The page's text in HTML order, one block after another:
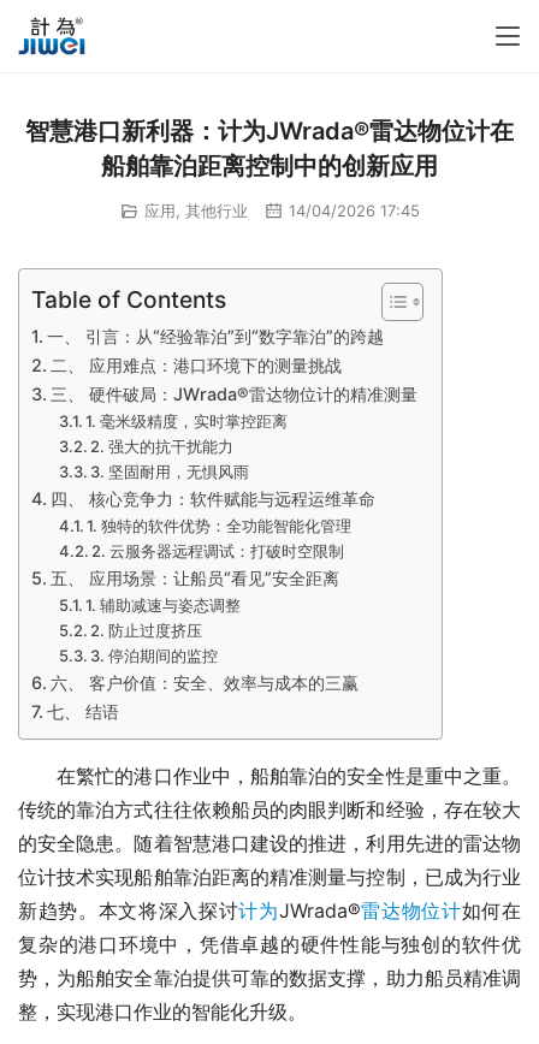
智慧港口新利器：计为JWrada®雷达物位计在
船舶靠泊距离控制中的创新应用
应用 其他行业 14/04/2026 17:45
Table of Contents
一、 引言：从“经验靠泊”到“数字靠泊”的跨越
二、 应用难点：港口环境下的测量挑战
三、 硬件破局：JWrada®雷达物位计的精准测量
1. 毫米级精度，实时掌控距离
2. 强大的抗干扰能力
3. 坚固耐用，无惧风雨
四、 核心竞争力：软件赋能与远程运维革命
1. 独特的软件优势：全功能智能化管理
2. 云服务器远程调试：打破时空限制
五、 应用场景：让船员“看见”安全距离
1. 辅助减速与姿态调整
2. 防止过度挤压
3. 停泊期间的监控
六、 客户价值：安全、效率与成本的三赢
七、 结语
在繁忙的港口作业中，船舶靠泊的安全性是重中之重。
传统的靠泊方式往往依赖船员的肉眼判断和经验，存在较大
的安全隐患。随着智慧港口建设的推进，利用先进的雷达物
位计技术实现船舶靠泊距离的精准测量与控制，已成为行业
新趋势。本文将深入探讨计为JWrada®雷达物位计如何在
复杂的港口环境中，凭借卓越的硬件性能与独创的软件优
势，为船舶安全靠泊提供可靠的数据支撑，助力船员精准调
整，实现港口作业的智能化升级。